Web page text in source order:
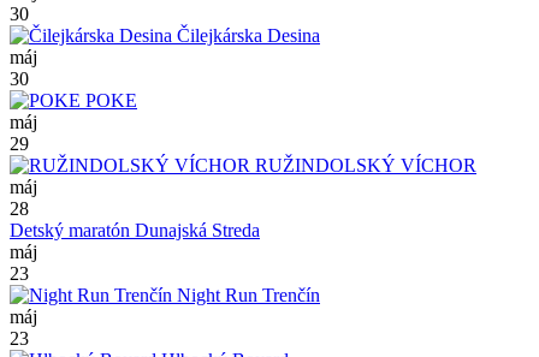
30
Čilejkárska Desina
máj
30
POKE
máj
29
RUŽINDOLSKÝ VÍCHOR
máj
28
Detský maratón Dunajská Streda
máj
23
Night Run Trenčín
máj
23